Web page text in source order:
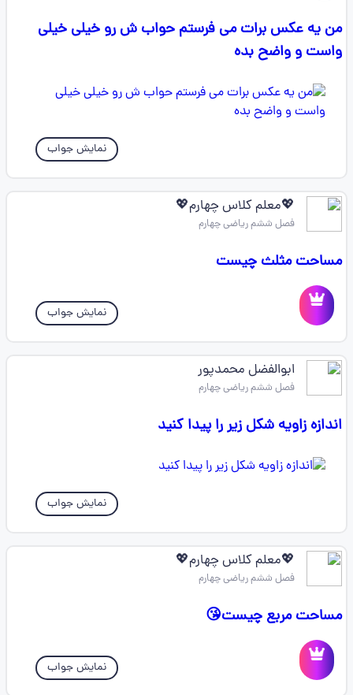
من یه عکس برات می فرستم حواب ش رو خیلی خیلی
واست و واضح بده
نمایش جواب
💖معلم کلاس چهارم💖
فصل ششم ریاضی چهارم
مساحت مثلث چیست
نمایش جواب
ابوالفضل محمدپور
فصل ششم ریاضی چهارم
اندازه زاویه شکل زیر را پیدا کنید
نمایش جواب
💖معلم کلاس چهارم💖
فصل ششم ریاضی چهارم
مساحت مربع چیست😘
نمایش جواب